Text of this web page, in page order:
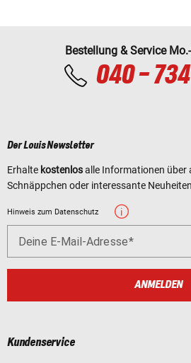
Bestellung & Service
040 -
Der Louis Newsletter
Erhalte kostenlosalle Informationen über
Schnäppchen oder interessante
Hinweis zum Datenschutz
Deine E-Mail-Adresse
ANMELDEN
Kundenservice